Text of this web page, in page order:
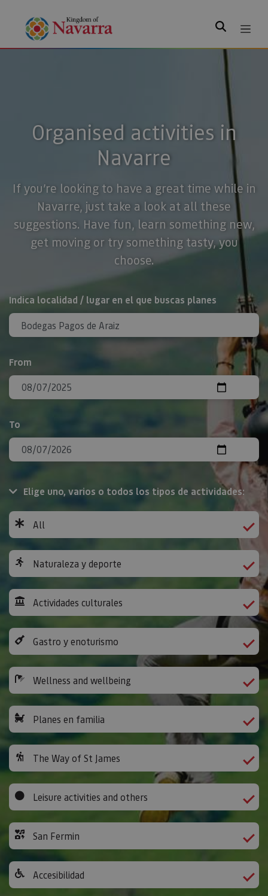
Search
Organised activities in
Navarre
If you’re looking to have a great time while in
Navarre, just take a look at all these
suggestions. Have fun, learn something new,
get moving or try something tasty, you
choose.
Search
Indica localidad / lugar en el que buscas planes
From
To
Elige uno, varios o todos los tipos de actividades:
All
Naturaleza y deporte
Actividades culturales
Gastro y enoturismo
Wellness and wellbeing
Planes en familia
The Way of St James
Leisure activities and others
San Fermin
Accesibilidad